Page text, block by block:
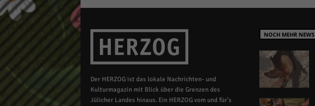
Der HERZOG ist das lokale Nachrichten- und
Kulturmagazin mit Blick über die Grenzen des
Jülicher Landes hinaus. Ein HERZOG vom und für's
NOCH MEHR NEWS